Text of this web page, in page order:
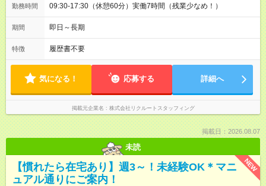
勤務時間 09:30-17:30（休憩60分）実働7時間（残業少なめ！）
期間 即日～長期
特徴 履歴書不要
気になる！ 応募する 詳細へ
掲載元企業名 株式会社リクルートスタッフィング
掲載日：2026.08.07
未読
NEW
【慣れたら在宅あり】週3～！未経験OK＊マニ
ュアル通りにご案内！